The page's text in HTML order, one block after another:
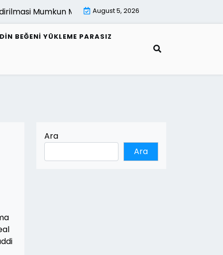
Mumkun Mu |E Fatura Alici Bilgileri Nasil Guncellenir
August 5, 2026
BEĞENI YÜKLEME PARASIZ
Ara
Ara